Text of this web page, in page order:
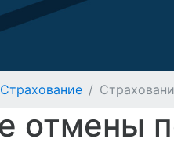
Страхование
отмены